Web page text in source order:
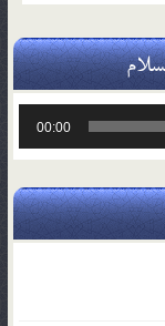
00:00